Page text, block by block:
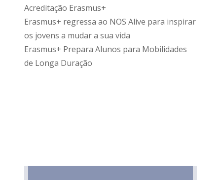
Acreditação Erasmus+
Erasmus+ regressa ao NOS Alive para inspirar
os jovens a mudar a sua vida
Erasmus+ Prepara Alunos para Mobilidades
de Longa Duração